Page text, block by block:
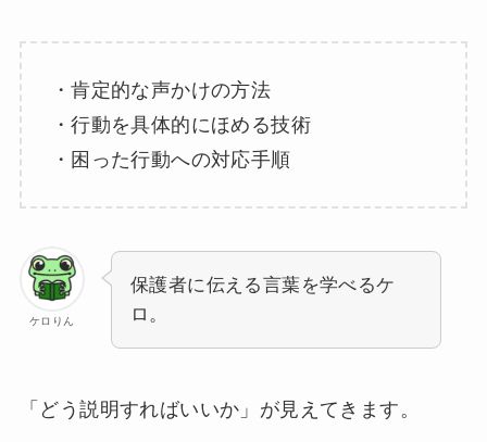
・肯定的な声かけの方法
・行動を具体的にほめる技術
・困った行動への対応手順
ケロりん
保護者に伝える言葉を学べるケ
ロ。
「どう説明すればいいか」が見えてきます。